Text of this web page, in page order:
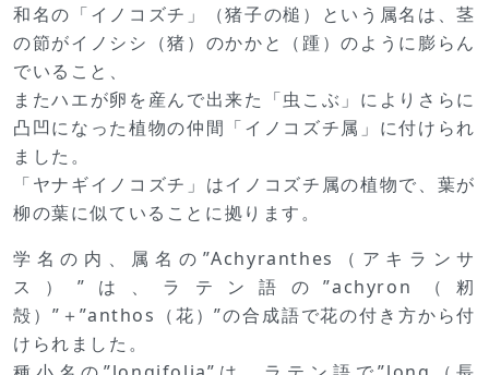
和名の「イノコズチ」（猪子の槌）という属名は、茎
の節がイノシシ（猪）のかかと（踵）のように膨らん
でいること、
またハエが卵を産んで出来た「虫こぶ」によりさらに
凸凹になった植物の仲間「イノコズチ属」に付けられ
ました。
「ヤナギイノコズチ」はイノコズチ属の植物で、葉が
柳の葉に似ていることに拠ります。
学名の内、属名の”Achyranthes（アキランサ
ス）”は、ラテン語の”achyron（籾
殻）”＋”anthos（花）”の合成語で花の付き方から付
けられました。